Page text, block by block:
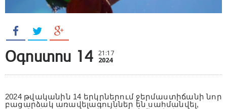
Օգոստոս 14 21:17
2024
2024 թվականին 14 երկրներում ջերմաստիճանի նոր
բացարձակ առավելագույններ են սահմանվել,